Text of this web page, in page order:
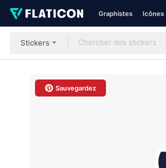
Graphistes Icônes
Stickers
Sauvegardez